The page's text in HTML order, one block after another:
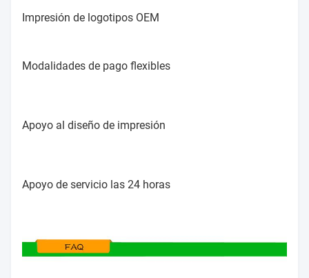
Impresión de logotipos OEM
Modalidades de pago flexibles
Apoyo al diseño de impresión
Apoyo de servicio las 24 horas